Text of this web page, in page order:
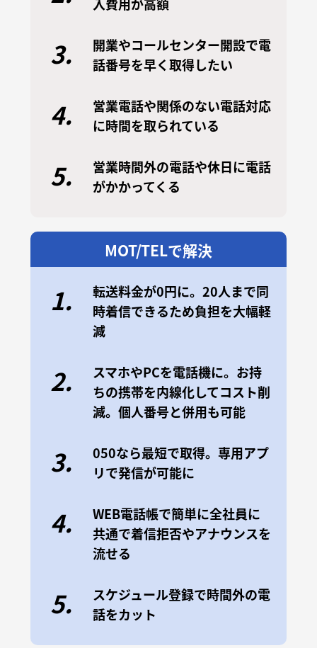
3.
開業やコールセンター開設で電
話番号を早く取得したい
4.
営業電話や関係のない電話対応
に時間を取られている
5.
営業時間外の電話や休日に電話
がかかってくる
MOT/TELで解決
1.
転送料金が0円に。20人まで同
時着信できるため負担を大幅軽
減
2.
スマホやPCを電話機に。お持
ちの携帯を内線化してコスト削
減。個人番号と併用も可能
3.
050なら最短で取得。専用アプ
リで発信が可能に
4.
WEB電話帳で簡単に全社員に
共通で着信拒否やアナウンスを
流せる
5.
スケジュール登録で時間外の電
話をカット